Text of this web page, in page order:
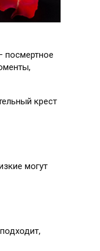
посмертное
крест
могут